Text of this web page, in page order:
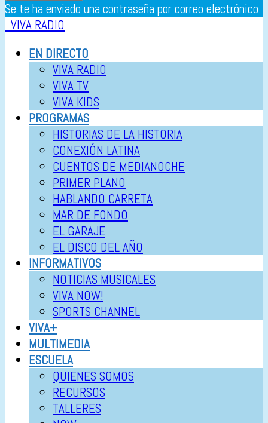
Se te ha enviado una contraseña por correo electrónico.
VIVA RADIO
EN DIRECTO
VIVA RADIO
VIVA TV
VIVA KIDS
PROGRAMAS
HISTORIAS DE LA HISTORIA
CONEXIÓN LATINA
CUENTOS DE MEDIANOCHE
PRIMER PLANO
HABLANDO CARRETA
MAR DE FONDO
EL GARAJE
EL DISCO DEL AÑO
INFORMATIVOS
NOTICIAS MUSICALES
VIVA NOW!
SPORTS CHANNEL
VIVA+
MULTIMEDIA
ESCUELA
QUIENES SOMOS
RECURSOS
TALLERES